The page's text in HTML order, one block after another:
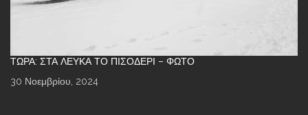
ΤΏΡΑ: ΣΤΑ ΛΕΥΚΆ ΤΟ ΠΙΣΟΔΈΡΙ – ΦΩΤΌ
30 Νοεμβρίου, 2024